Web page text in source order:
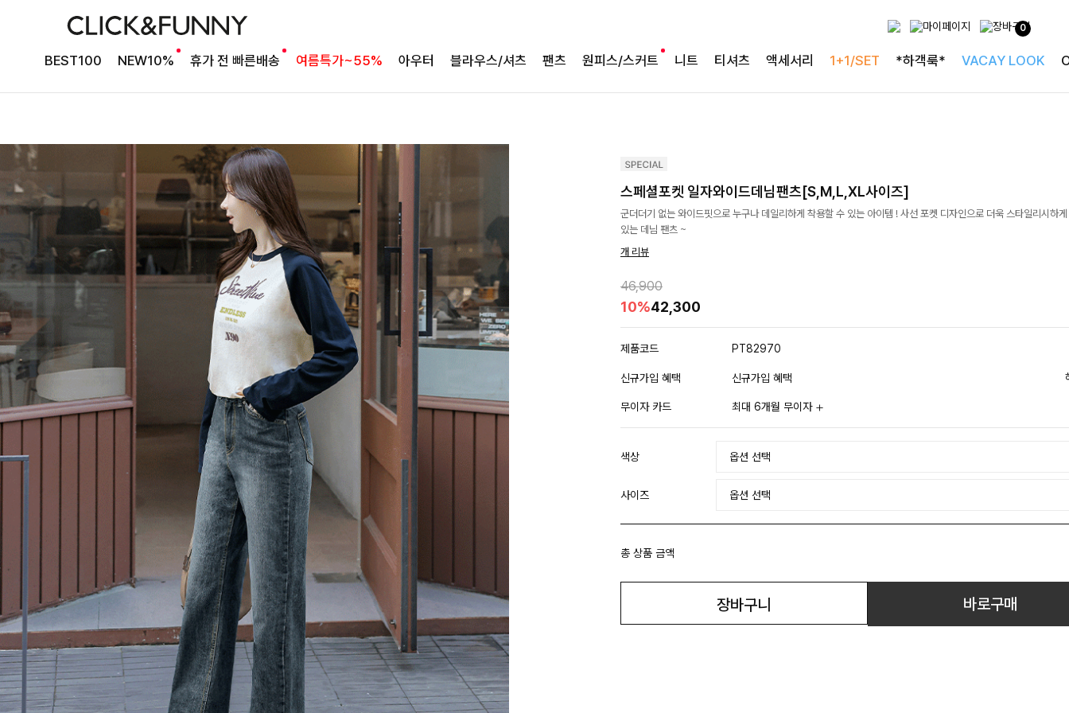
0
BEST100 NEW10% 휴가 전 빠른배송 여름특가~55% 아우터 블라우스/셔츠 팬츠 원피스/스커트 니트 티셔츠 액세서리 1+1/SET *하객룩* VACAY LOOK
스페셜포켓 일자와이드데님팬츠[S,M,L,XL사이즈]
군더더기 없는 와이드핏으로 누구나 데일리하게 착용할 수 있는 아이템 ! 사선 포켓 디자인으로 더욱 스타일리시하
있는 데님 팬츠 ~
개 리뷰
46,900
10%42,300
제품코드 PT82970
신규가입 혜택 신규가입 혜택
무이자 카드 최대 6개월 무이자
색상
사이즈
총 상품 금액
장바구니 바로구매